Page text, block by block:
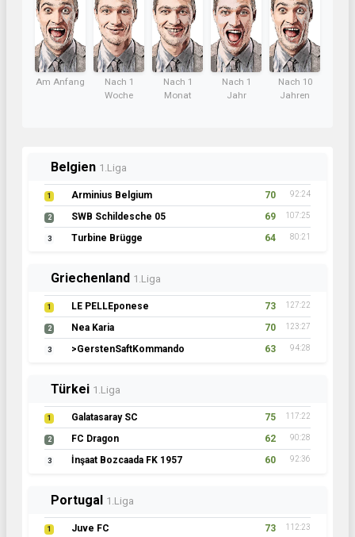
Am Anfang
Nach 1
Woche
Nach 1
Monat
Nach 1
Jahr
Nach 10
Jahren
Belgien 1.Liga
1 Arminius Belgium 70 92:24
2 SWB Schildesche 05 69 107:25
3 Turbine Brügge 64 80:21
Griechenland 1.Liga
1 LE PELLEponese 73 127:22
2 Nea Karia 70 123:27
3 >GerstenSaftKommando 63 94:28
Türkei 1.Liga
1 Galatasaray SC 75 117:22
2 FC Dragon 62 90:28
3 İnşaat Bozcaada FK 1957 60 92:36
Portugal 1.Liga
1 Juve FC 73 112:23